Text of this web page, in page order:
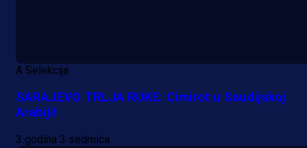
A Selekcija
SARAJEVO TRLJA RUKE: Cimirot u Saudijskoj
Arabiji!
3 godina 3 sedmica